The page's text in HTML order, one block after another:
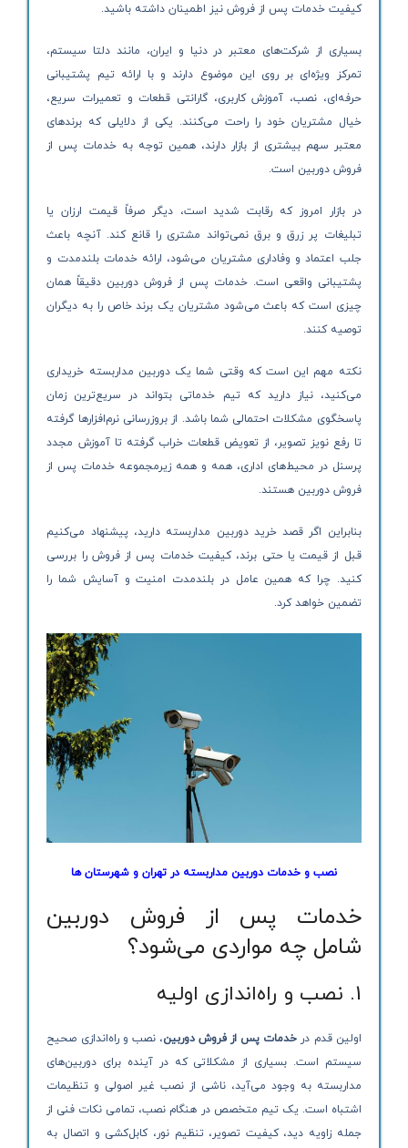
کیفیت خدمات پس از فروش نیز اطمینان داشته باشید.
بسیاری از شرکت‌های معتبر در دنیا و ایران، مانند دلتا سیستم،
تمرکز ویژه‌ای بر روی این موضوع دارند و با ارائه تیم پشتیبانی
حرفه‌ای، نصب، آموزش کاربری، گارانتی قطعات و تعمیرات سریع،
خیال مشتریان خود را راحت می‌کنند. یکی از دلایلی که برندهای
معتبر سهم بیشتری از بازار دارند، همین توجه به خدمات پس از
فروش دوربین است.
در بازار امروز که رقابت شدید است، دیگر صرفاً قیمت ارزان یا
تبلیغات پر زرق و برق نمی‌تواند مشتری را قانع کند. آنچه باعث
جلب اعتماد و وفاداری مشتریان می‌شود، ارائه خدمات بلندمدت و
پشتیبانی واقعی است. خدمات پس از فروش دوربین دقیقاً همان
چیزی است که باعث می‌شود مشتریان یک برند خاص را به دیگران
توصیه کنند.
نکته مهم این است که وقتی شما یک دوربین مداربسته خریداری
می‌کنید، نیاز دارید که تیم خدماتی بتواند در سریع‌ترین زمان
پاسخگوی مشکلات احتمالی شما باشد. از بروزرسانی نرم‌افزارها گرفته
تا رفع نویز تصویر، از تعویض قطعات خراب گرفته تا آموزش مجدد
پرسنل در محیط‌های اداری، همه و همه زیرمجموعه خدمات پس از
فروش دوربین هستند.
بنابراین اگر قصد خرید دوربین مداربسته دارید، پیشنهاد می‌کنیم
قبل از قیمت یا حتی برند، کیفیت خدمات پس از فروش را بررسی
کنید. چرا که همین عامل در بلندمدت امنیت و آسایش شما را
تضمین خواهد کرد.
نصب و خدمات دوربین مداربسته در تهران و شهرستان ها
خدمات پس از فروش دوربین
شامل چه مواردی می‌شود؟
1. نصب و راه‌اندازی اولیه
اولین قدم در خدمات پس از فروش دوربین، نصب و راه‌اندازی صحیح
سیستم است. بسیاری از مشکلاتی که در آینده برای دوربین‌های
مداربسته به وجود می‌آید، ناشی از نصب غیر اصولی و تنظیمات
اشتباه است. یک تیم متخصص در هنگام نصب، تمامی نکات فنی از
جمله زاویه دید، کیفیت تصویر، تنظیم نور، کابل‌کشی و اتصال به